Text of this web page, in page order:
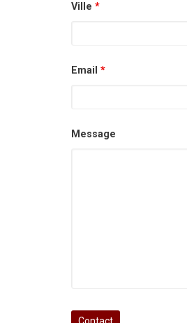
Ville *
Email *
Message